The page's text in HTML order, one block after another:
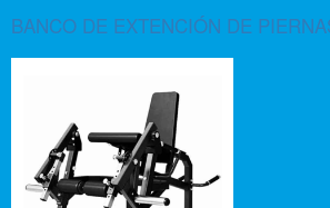
BANCO DE EXTENCIÓN DE